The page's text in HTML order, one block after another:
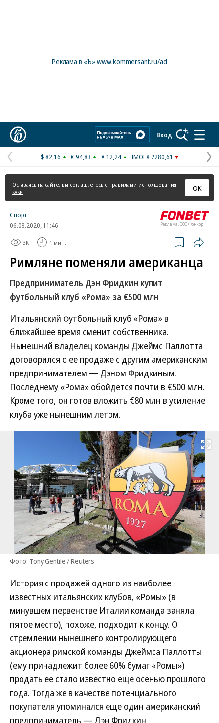
Реклама в «Ъ» www.kommersant.ru/ad
Вход
Предыдущая
страница
$ 82,16 € 94,83 ¥ 12,24 IMOEX 2280,61
Оставаясь на сайте, вы соглашаетесь с правилами использования
куки
ОК
Реклама, ООО Фонкор
Спорт
06.08.2020, 11:46
3K 1 мин.
Римляне поменяли американца
Предприниматель Дэн Фридкин купит
футбольный клуб «Рома» за €500 млн
Итальянский футбольный клуб «Рома» в
ближайшее время сменит собственника.
Нынешний владелец команды Джеймс Паллотта
договорился о ее продаже с другим американским
предпринимателем — Дэном Фридкиным.
Последнему «Рома» обойдется почти в €500 млн.
Кроме того, он готов вложить €80 млн в усиление
клуба уже нынешним летом.
Развернуть
Фото: Tony Gentile / Reuters
История с продажей одного из наиболее
известных итальянских клубов, «Ромы» (в
минувшем первенстве Италии команда заняла
пятое место), похоже, подходит к концу. О
стремлении нынешнего контролирующего
акционера римской команды Джеймса Паллотты
(ему принадлежит более 60% бумаг «Ромы»)
продать ее стало известно еще осенью прошлого
года. Тогда же в качестве потенциального
покупателя упоминался еще один американский
предприниматель — Дэн Фридкин.